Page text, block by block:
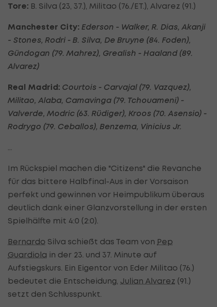
Tore: B. Silva (23, 37.), Militao (76./ET.), Alvarez (91.)
Manchester City: Ederson - Walker, R. Dias, Akanji
- Stones, Rodri - B. Silva, De Bruyne (84. Foden),
Gündogan (79. Mahrez), Grealish - Haaland (89.
Alvarez)
Real Madrid: Courtois - Carvajal (79. Vazquez),
Militao, Alaba, Camavinga (79. Tchouameni) -
Valverde, Modric (63. Rüdiger), Kroos (70. Asensio) -
Rodrygo (79. Ceballos), Benzema, Vinicius Jr.
Im Rückspiel machen die "Citizens" die Revanche
für das bittere Halbfinal-Aus in der Vorsaison
perfekt und gewinnen vor Heimpublikum überaus
deutlich dank einer Glanzvorstellung in der ersten
Spielhälfte mit 4:0 (2:0).
Bernardo Silva schießt das Team von Pep
Guardiola in der 23. und 37. Minute auf
Aufstiegskurs. Ein Eigentor von Eder Militao (76.)
bedeutet die Entscheidung, Julian Alvarez (91.)
setzt den Schlusspunkt.